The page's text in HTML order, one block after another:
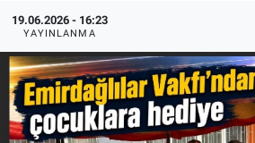
19.06.2026 - 16:23
YAYINLANMA
Sağlık
Alış-Veriş/İş dünyası
Ekonomi
Kültür Sanat
Politika
Haber Arşivi